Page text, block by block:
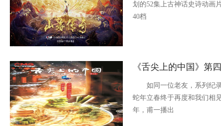
划的52集上古神话史诗动画
40档
《舌尖上的中国》第
如同一位老友，系列纪录
蛇年立春终于再度和我们相
年，甫一播出